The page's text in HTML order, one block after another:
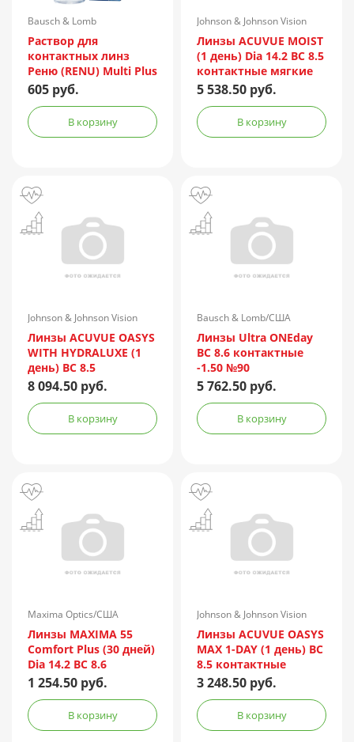
Bausch & Lomb
Incorporated/Италия
Раствор для
контактных линз
Реню (RENU) Multi Plus
360мл + контейнер
605 руб.
В корзину
Johnson & Johnson Vision
Care (Vistakon)
Линзы ACUVUE MOIST
(1 день) Dia 14.2 BC 8.5
контактные мягкие
корриг. (-2,25) №90
5 538.50 руб.
В корзину
Johnson & Johnson Vision
Care (Vistakon)
Линзы ACUVUE OASYS
WITH HYDRALUXE (1
день) BC 8.5
контактные мягкие
корриг. (-7.50) №90
8 094.50 руб.
В корзину
Bausch & Lomb/США
Линзы Ultra ONEday
BC 8.6 контактные
-1.50 №90
5 762.50 руб.
В корзину
Maxima Optics/США
Линзы MAXIMA 55
Comfort Plus (30 дней)
Dia 14.2 BC 8.6
контактные мягкие
корриг. (-6,00) №6
1 254.50 руб.
В корзину
Johnson & Johnson Vision
Care/США
Линзы ACUVUE OASYS
MAX 1-DAY (1 день) BC
8.5 контактные
мягкие корриг. (-6,00)
3 248.50 руб.
В корзину